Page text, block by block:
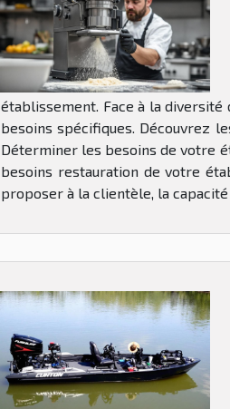
établissement. Face à la
besoins spécifiques. Découvrez
Déterminer les besoins de votre
besoins restauration de votre
proposer à la clientèle, la